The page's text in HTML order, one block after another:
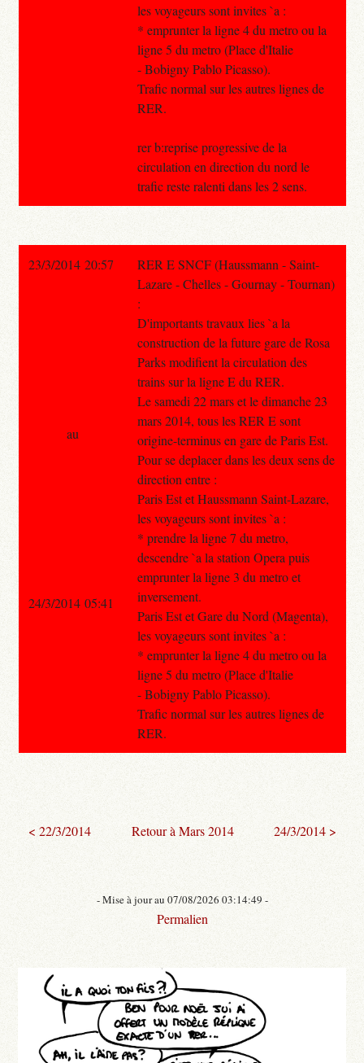
les voyageurs sont invites `a :
* emprunter la ligne 4 du metro ou la
ligne 5 du metro (Place d'Italie
- Bobigny Pablo Picasso).
Trafic normal sur les autres lignes de
RER.
rer b:reprise progressive de la
circulation en direction du nord le
trafic reste ralenti dans les 2 sens.
23/3/2014 20:57
RER E SNCF (Haussmann - Saint-
Lazare - Chelles - Gournay - Tournan)
:
D'importants travaux lies `a la
construction de la future gare de Rosa
Parks modifient la circulation des
trains sur la ligne E du RER.
Le samedi 22 mars et le dimanche 23
mars 2014, tous les RER E sont
origine-terminus en gare de Paris Est.
Pour se deplacer dans les deux sens de
direction entre :
Paris Est et Haussmann Saint-Lazare,
les voyageurs sont invites `a :
* prendre la ligne 7 du metro,
descendre `a la station Opera puis
emprunter la ligne 3 du metro et
inversement.
Paris Est et Gare du Nord (Magenta),
les voyageurs sont invites `a :
* emprunter la ligne 4 du metro ou la
ligne 5 du metro (Place d'Italie
- Bobigny Pablo Picasso).
Trafic normal sur les autres lignes de
RER.
au
24/3/2014 05:41
< 22/3/2014 Retour à Mars 2014 24/3/2014 >
- Mise à jour au 07/08/2026 03:14:49 -
Permalien